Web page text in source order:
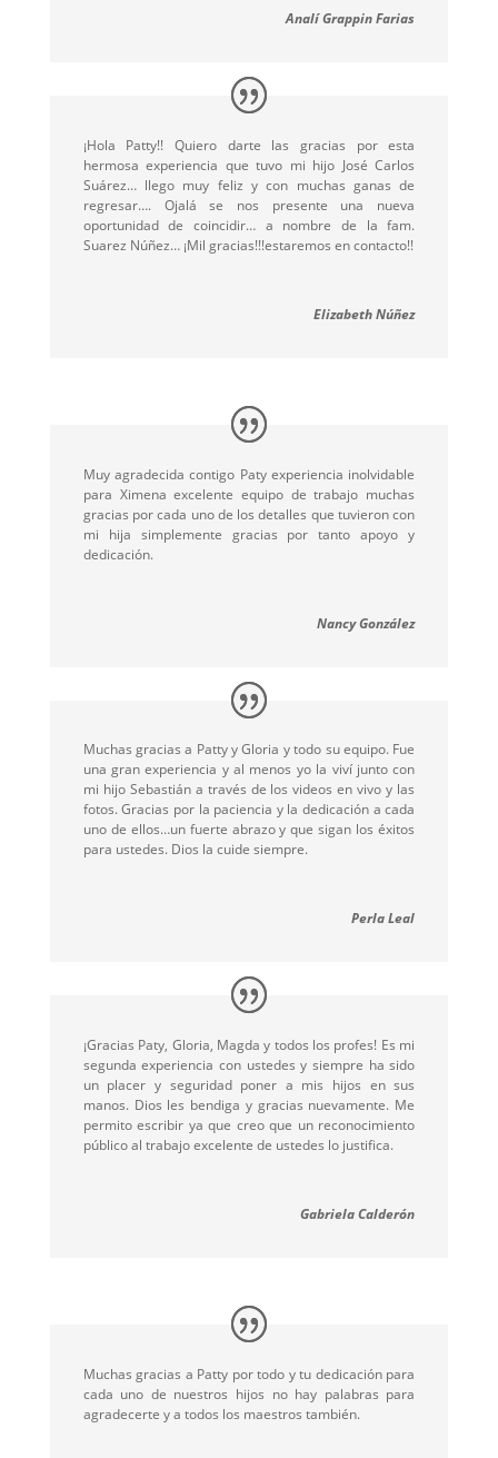
Analí Grappin Farias
¡Hola Patty!! Quiero darte las gracias por esta
hermosa experiencia que tuvo mi hijo José Carlos
Suárez… llego muy feliz y con muchas ganas de
regresar…. Ojalá se nos presente una nueva
oportunidad de coincidir… a nombre de la fam.
Suarez Núñez… ¡Mil gracias!!!estaremos en contacto!!
Elizabeth Núñez
Muy agradecida contigo Paty experiencia inolvidable
para Ximena excelente equipo de trabajo muchas
gracias por cada uno de los detalles que tuvieron con
mi hija simplemente gracias por tanto apoyo y
dedicación.
Nancy González
Muchas gracias a Patty y Gloria y todo su equipo. Fue
una gran experiencia y al menos yo la viví junto con
mi hijo Sebastián a través de los videos en vivo y las
fotos. Gracias por la paciencia y la dedicación a cada
uno de ellos…un fuerte abrazo y que sigan los éxitos
para ustedes. Dios la cuide siempre.
Perla Leal
¡Gracias Paty, Gloria, Magda y todos los profes! Es mi
segunda experiencia con ustedes y siempre ha sido
un placer y seguridad poner a mis hijos en sus
manos. Dios les bendiga y gracias nuevamente. Me
permito escribir ya que creo que un reconocimiento
público al trabajo excelente de ustedes lo justifica.
Gabriela Calderón
Muchas gracias a Patty por todo y tu dedicación para
cada uno de nuestros hijos no hay palabras para
agradecerte y a todos los maestros también.